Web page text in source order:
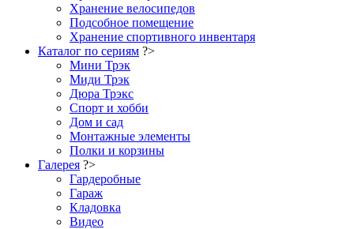
Хранение велосипедов
Подсобное помещение
Хранение спортивного инвентаря
Каталог по сериям ?>
Мини Трэк
Миди Трэк
Дюра Трэкс
Спорт и хобби
Дом и сад
Монтажные элементы
Полки и корзины
Галерея ?>
Гардеробные
Гараж
Кладовка
Видео